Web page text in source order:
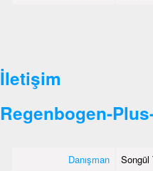
İletişim
Regenbogen-
Danışman
Songül